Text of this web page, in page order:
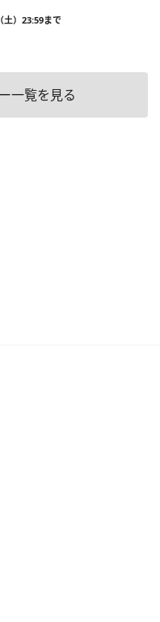
土）23:59まで
一覧を見る